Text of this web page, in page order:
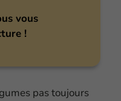
vous
!
pas toujours